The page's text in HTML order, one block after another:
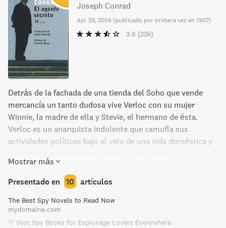
Joseph Conrad
Apr 29, 2004 (publicado por primera vez en 1907)
3.6 (22k)
Detrás de la fachada de una tienda del Soho que vende
mercancía un tanto dudosa vive Verloc con su mujer
Winnie, la madre de ella y Stevie, el hermano de ésta.
Verloc es un anarquista indolente que camufla sus
actividades políticas bajo el velo de una vida doméstica y
diplomático, durante los últimos años Verloc ha hecho
bien poco para merecerse ni la más mínima cantidad de
dinero pagado por su embajada y ya va siendo hora de
provocar a la clase media. Verloc acepta la misión de
Vladimir y pone una bomba en el Observatorio de
Mostrar más
Presentado en 10 artículos
The Best Spy Novels to Read Now
mydomaine.com
17 Best Spy Books for Espionage Lovers Everywhere